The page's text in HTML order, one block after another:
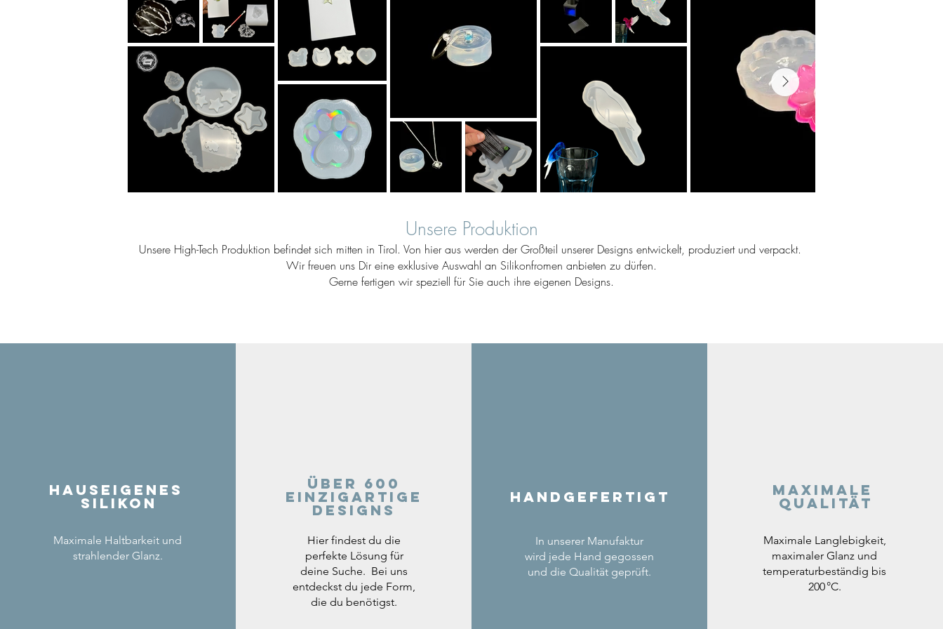
Unsere Produktion
Unsere High-Tech Produktion befindet sich mitten in Tirol. Von hier aus werden der Großteil unserer Designs entwickelt, produziert und verpackt.
Wir freuen uns Dir eine exklusive Auswahl an Silikonfromen anbieten zu dürfen.
Gerne fertigen wir speziell für Sie auch ihre eigenen Designs.
Hauseigenes
Silikon
Maximale Haltbarkeit und
strahlender Glanz.
Über 600
einzigartige
Designs
Hier findest du die
perfekte Lösung für
deine Suche. Bei uns
entdeckst du jede Form,
die du benötigst.
Handgefertigt
In unserer Manufaktur
wird jede Hand gegossen
und die Qualität geprüft.
Maximale
Qualität
Maximale Langlebigkeit,
maximaler Glanz und
temperaturbeständig bis
200 °C.